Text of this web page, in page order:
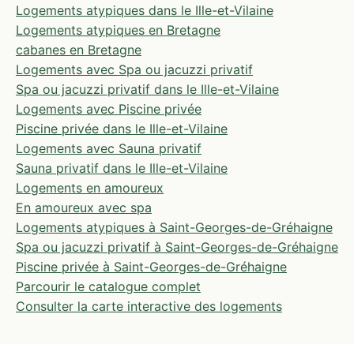
Logements atypiques dans le Ille-et-Vilaine
Logements atypiques en Bretagne
cabanes en Bretagne
Logements avec Spa ou jacuzzi privatif
Spa ou jacuzzi privatif dans le Ille-et-Vilaine
Logements avec Piscine privée
Piscine privée dans le Ille-et-Vilaine
Logements avec Sauna privatif
Sauna privatif dans le Ille-et-Vilaine
Logements en amoureux
En amoureux avec spa
Logements atypiques à Saint-Georges-de-Gréhaigne
Spa ou jacuzzi privatif à Saint-Georges-de-Gréhaigne
Piscine privée à Saint-Georges-de-Gréhaigne
Parcourir le catalogue complet
Consulter la carte interactive des logements